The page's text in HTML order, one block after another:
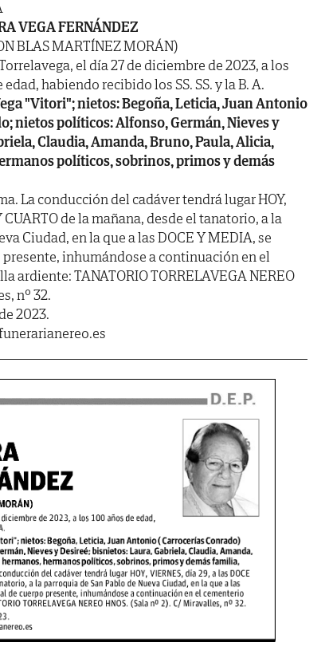
VEGA FERNÁNDEZ
BLAS MARTÍNEZ MORÁN)
el día 27 de diciembre de 2023, a los
habiendo recibido los SS. SS. y la B. A.
"Vitori"; nietos: Begoña, Leticia, Juan Antonio
nietos políticos: Alfonso, Germán, Nieves y
Claudia, Amanda, Bruno, Paula, Alicia,
políticos, sobrinos, primos y demás
La conducción del cadáver tendrá lugar HOY,
CUARTO de la mañana, desde el tanatorio, a la
Ciudad, en la que a las DOCE Y MEDIA, se
inhumándose a continuación en el
ardiente: TANATORIO TORRELAVEGA NEREO
nº 32.
2023.